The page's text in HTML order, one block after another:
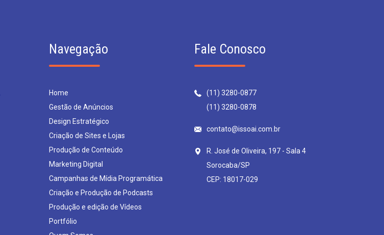
Navegação
Home
Gestão de Anúncios
Design Estratégico
Criação de Sites e Lojas
Produção de Conteúdo
Marketing Digital
Campanhas de Mídia Programática
Criação e Produção de Podcasts
Produção e edição de Vídeos
Portfólio
Fale Conosco
(11) 3280-0877
(11) 3280-0878
contato@issoai.com.br
R. José de Oliveira, 197 - Sala 4
Sorocaba/SP
CEP: 18017-029